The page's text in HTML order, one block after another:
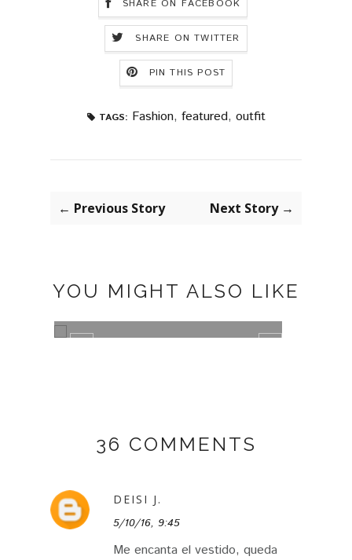
SHARE ON FACEBOOK
SHARE ON TWITTER
PIN THIS POST
TAGS: Fashion, featured, outfit
← Previous Story Next Story →
YOU MIGHT ALSO LIKE
36 COMMENTS
DEISI J.
5/10/16, 9:45
Me encanta el vestido, queda